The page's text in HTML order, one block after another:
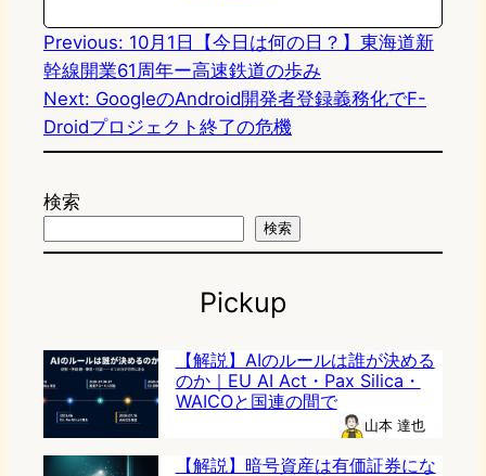
Previous: 10月1日【今日は何の日？】東海道新
幹線開業61周年ー高速鉄道の歩み
Next: GoogleのAndroid開発者登録義務化でF-
Droidプロジェクト終了の危機
検索
検索
Pickup
【解説】AIのルールは誰が決める
のか｜EU AI Act・Pax Silica・
WAICOと国連の間で
山本 達也
【解説】暗号資産は有価証券にな